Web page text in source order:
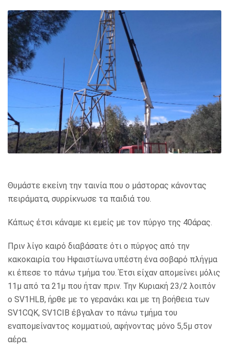
Θυμάστε εκείνη την ταινία που ο μάστορας κάνοντας
πειράματα, συρρίκνωσε τα παιδιά του.
Κάπως έτσι κάναμε κι εμείς με τον πύργο της 40άρας.
Πριν λίγο καιρό διαβάσατε ότι ο πύργος από την
κακοκαιρία του Ηφαιστίωνα υπέστη ένα σοβαρό πλήγμα
κι έπεσε το πάνω τμήμα του. Έτσι είχαν απομείνει μόλις
11μ από τα 21μ που ήταν πριν. Την Κυριακή 23/2 λοιπόν
ο SV1HLB, ήρθε με το γερανάκι και με τη βοήθεια των
SV1CQK, SV1CIB έβγαλαν το πάνω τμήμα του
εναπομείναντος κομματιού, αφήνοντας μόνο 5,5μ στον
αέρα.